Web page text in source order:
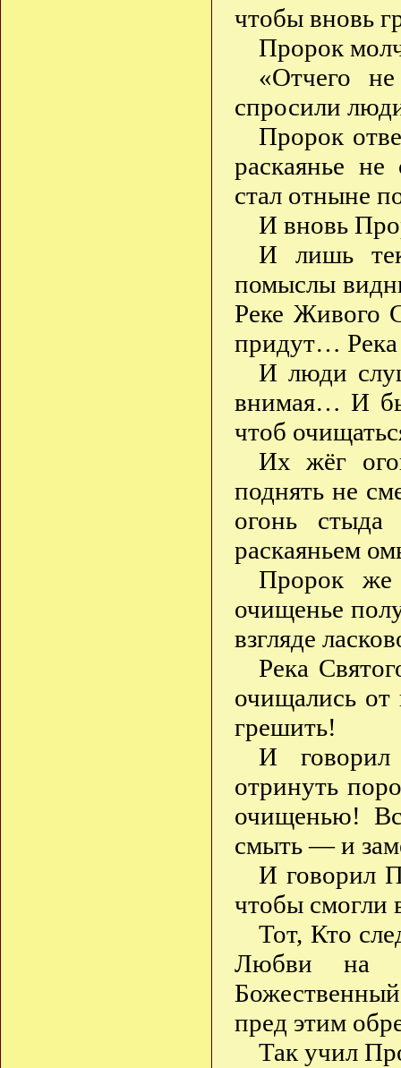
чтобы вновь
Пророк
«Отчего
спросили
Пророк
раскаянье
стал отныне
И вновь
И лишь
помыслы
Реке Живого
придут…
И люди
внимая… И
чтоб
Их жёг
поднять не
огонь
раскаяньем
Пророк
очищенье
взгляде
Река
очищались
грешить!
И
отринуть
очищенью!
смыть — и
И говорил
чтобы
Тот, Кто
Любви на
пред этим
Так учил